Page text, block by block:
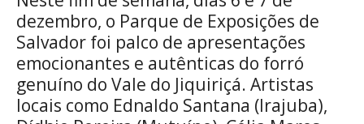
dezembro, o Parque de Exposições de
Salvador foi palco de apresentações
emocionantes e autênticas do forró
genuíno do Vale do Jiquiriçá. Artistas
locais como Ednaldo Santana (Irajuba),